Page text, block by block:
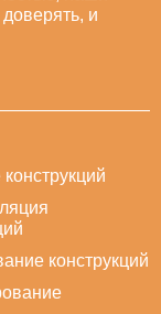
и
конструкций